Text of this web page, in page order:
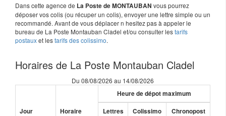
Dans cette agence de La Poste de MONTAUBAN vous pourrez
déposer vos colis (ou récuper un colis), envoyer une lettre simple ou un
recommandé. Avant de vous déplacer n hesitez pas à appeler le
bureau de La Poste Montauban Cladel et/ou consulter lestarifs
postauxet lestarifs des colissimo.
Horaires de La Poste Montauban Cladel
Du 08/08/2026 au 14/08/2026
Jour Horaire
Heure de dépot maximum
Lettres Colissimo Chronopost